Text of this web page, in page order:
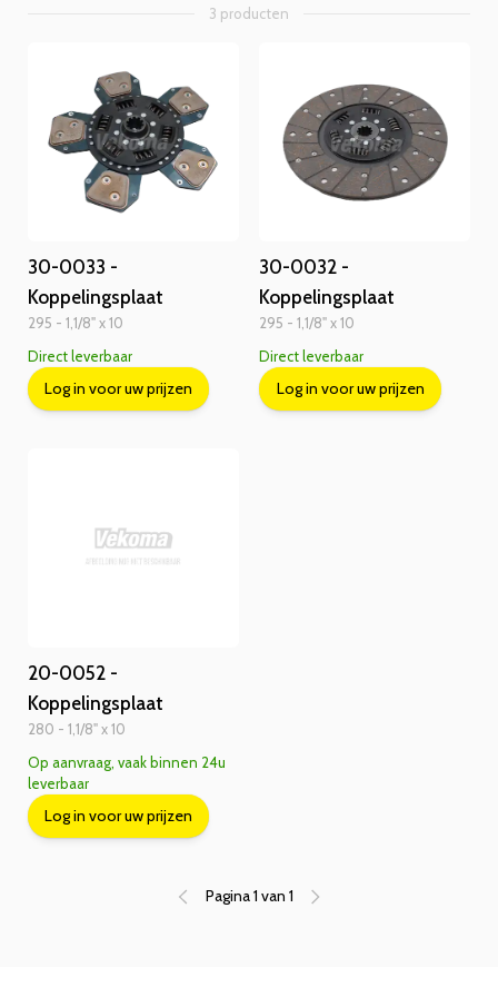
3 producten
30-0033 -
Koppelingsplaat
295 - 1,1/8" x 10
Direct leverbaar
Log in voor uw prijzen
30-0032 -
Koppelingsplaat
295 - 1,1/8" x 10
Direct leverbaar
Log in voor uw prijzen
20-0052 -
Koppelingsplaat
280 - 1,1/8" x 10
Op aanvraag, vaak binnen 24u
leverbaar
Log in voor uw prijzen
Pagina 1 van 1